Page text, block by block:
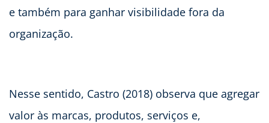
e também para ganhar visibilidade fora da
organização.
Nesse sentido, Castro (2018) observa que agregar
valor às marcas, produtos, serviços e,